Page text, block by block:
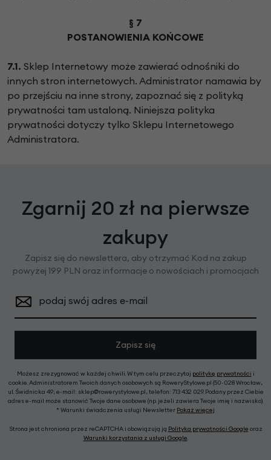
§ 7
POSTANOWIENIA KOŃCOWE
7.1. Sklep Internetowy może zawierać odnośniki do
innych stron internetowych. Administrator namawia by
po przejściu na inne strony, zapoznać się z polityką
prywatności tam ustaloną. Niniejsza polityka
prywatności dotyczy tylko Sklepu Internetowego
Administratora.
Zgarnij 20 zł na pierwsze
zakupy
Zapisz się do newslettera, aby otrzymać Kod na zakup
powyżej 199 PLN oraz informacje o nowościach i promocjach
podaj swój adres e-mail
Zapisz się
Możesz zrezygnować w każdej chwili. W tym celu przeczytaj politykę prywatności i
cookie. Administratorem Twoich danych osobowych są RoweryStylowe.pl (50-028 Wrocław,
ul. Świdnicka 49; e-mail: sklep@rowerystylowe.pl, telefon: 713 432 029. Podany przez Ciebie
adres e-mail może stanowić Twoje dane osobowe (np. jeżeli zawiera Twoje imię i nazwisko).
* Warunki świadczenia usługi Newsletter Pokaż więcej
Strona jest chroniona przez reCAPTCHA i obowiązują ją Polityka prywatności Google oraz
Warunki korzystania z usługi Google